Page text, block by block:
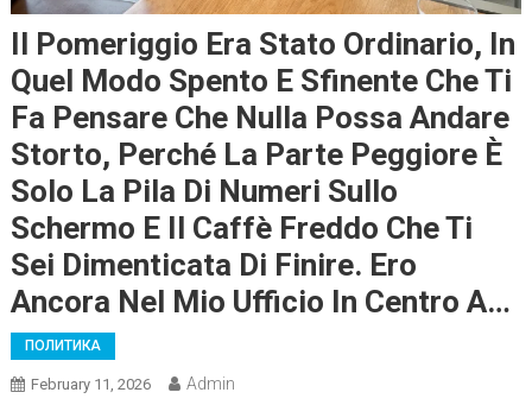
Il Pomeriggio Era Stato Ordinario, In
Quel Modo Spento E Sfinente Che Ti
Fa Pensare Che Nulla Possa Andare
Storto, Perché La Parte Peggiore È
Solo La Pila Di Numeri Sullo
Schermo E Il Caffè Freddo Che Ti
Sei Dimenticata Di Finire. Ero
Ancora Nel Mio Ufficio In Centro A…
ПОЛИТИКА
February 11, 2026 Admin